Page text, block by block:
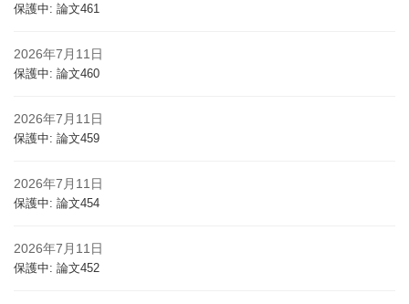
保護中: 論文461
2026年7月11日
保護中: 論文460
2026年7月11日
保護中: 論文459
2026年7月11日
保護中: 論文454
2026年7月11日
保護中: 論文452